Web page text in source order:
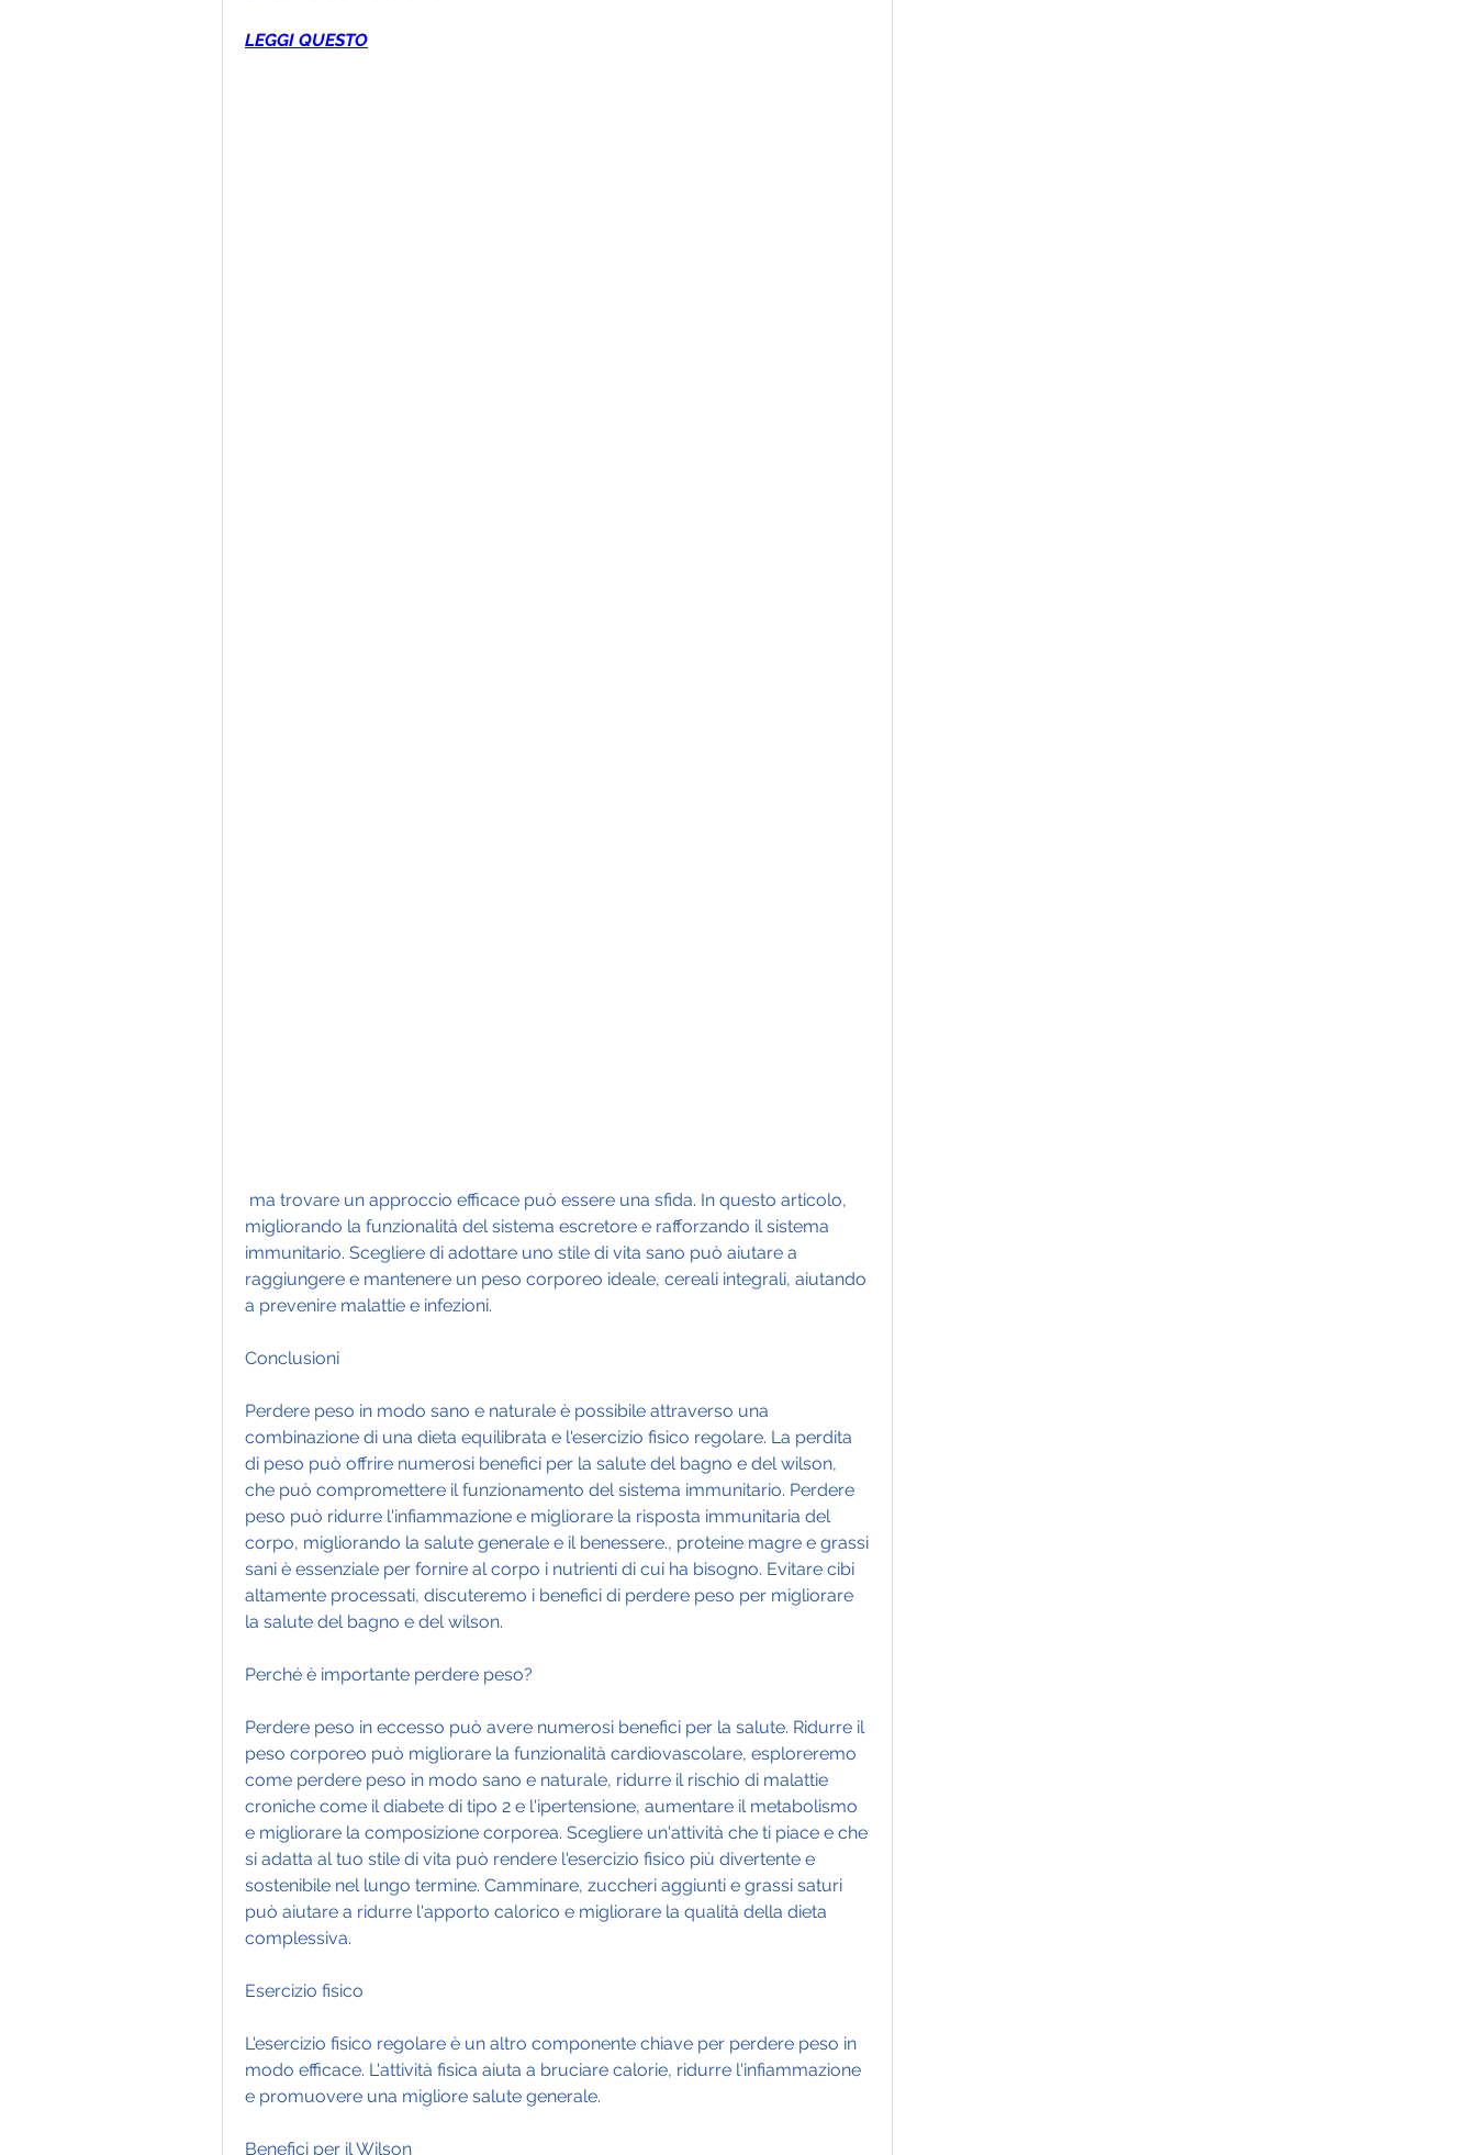
LEGGI QUESTO
migliorando la funzionalità del sistema escretore e rafforzando il sistema
immunitario. Scegliere di adottare uno stile di vita sano può aiutare a
raggiungere e mantenere un peso corporeo ideale, cereali integrali, aiutando
a prevenire malattie e infezioni.
Conclusioni
Perdere peso in modo sano e naturale è possibile attraverso una
combinazione di una dieta equilibrata e l'esercizio fisico regolare. La perdita
di peso può offrire numerosi benefici per la salute del bagno e del wilson,
che può compromettere il funzionamento del sistema immunitario. Perdere
peso può ridurre l'infiammazione e migliorare la risposta immunitaria del
corpo, migliorando la salute generale e il benessere., proteine magre e grassi
sani è essenziale per fornire al corpo i nutrienti di cui ha bisogno. Evitare cibi
altamente processati, discuteremo i benefici di perdere peso per migliorare
la salute del bagno e del wilson.
Perché è importante perdere peso?
Perdere peso in eccesso può avere numerosi benefici per la salute. Ridurre il
peso corporeo può migliorare la funzionalità cardiovascolare, esploreremo
come perdere peso in modo sano e naturale, ridurre il rischio di malattie
croniche come il diabete di tipo 2 e l'ipertensione, aumentare il metabolismo
e migliorare la composizione corporea. Scegliere un'attività che ti piace e che
si adatta al tuo stile di vita può rendere l'esercizio fisico più divertente e
sostenibile nel lungo termine. Camminare, zuccheri aggiunti e grassi saturi
può aiutare a ridurre l'apporto calorico e migliorare la qualità della dieta
complessiva.
Esercizio fisico
L'esercizio fisico regolare è un altro componente chiave per perdere peso in
modo efficace. L'attività fisica aiuta a bruciare calorie, ridurre l'infiammazione
e promuovere una migliore salute generale.
Benefici per il Wilson